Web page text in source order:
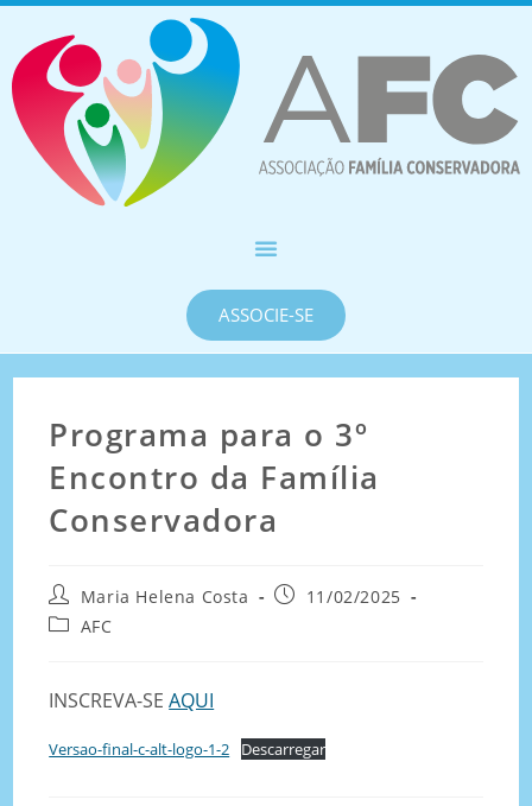
ASSOCIE-SE
Programa para o 3º
Encontro da Família
Conservadora
Maria Helena Costa
11/02/2025
AFC
INSCREVA-SEAQUI
Versao-final-c-alt-logo-1-2 Descarregar